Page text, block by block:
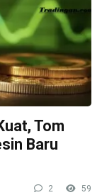
Tom
Baru
2 59